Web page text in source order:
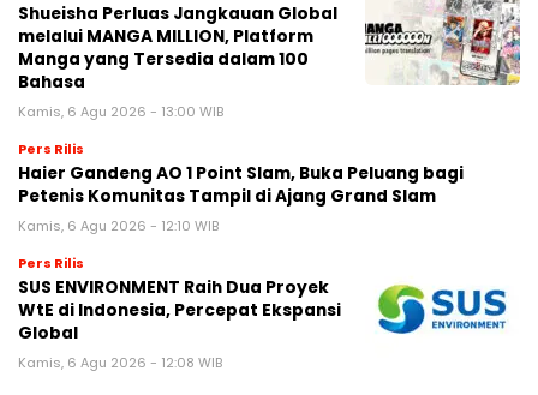
Shueisha Perluas Jangkauan Global
melalui MANGA MILLION, Platform
Manga yang Tersedia dalam 100
Bahasa
Kamis, 6 Agu 2026 - 13:00 WIB
Pers Rilis
Haier Gandeng AO 1 Point Slam, Buka Peluang bagi
Petenis Komunitas Tampil di Ajang Grand Slam
Kamis, 6 Agu 2026 - 12:10 WIB
Pers Rilis
SUS ENVIRONMENT Raih Dua Proyek
WtE di Indonesia, Percepat Ekspansi
Global
Kamis, 6 Agu 2026 - 12:08 WIB